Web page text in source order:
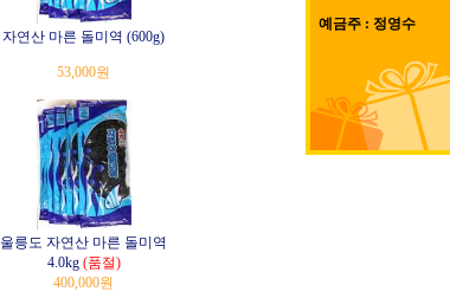
자연산 마른 돌미역 (600g)
53,000원
울릉도 자연산 마른 돌미역
4.0kg (품절)
400,000원
예금주 : 정영수